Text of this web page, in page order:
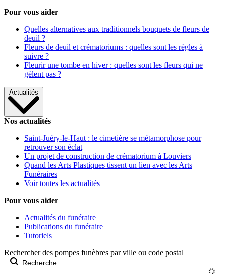
Pour vous aider
Quelles alternatives aux traditionnels bouquets de fleurs de
deuil ?
Fleurs de deuil et crématoriums : quelles sont les règles à
suivre ?
Fleurir une tombe en hiver : quelles sont les fleurs qui ne
gèlent pas ?
Actualités
Nos actualités
Saint-Juéry-le-Haut : le cimetière se métamorphose pour
retrouver son éclat
Un projet de construction de crématorium à Louviers
Quand les Arts Plastiques tissent un lien avec les Arts
Funéraires
Voir toutes les actualités
Pour vous aider
Actualités du funéraire
Publications du funéraire
Tutoriels
Rechercher des pompes funèbres par ville ou code postal